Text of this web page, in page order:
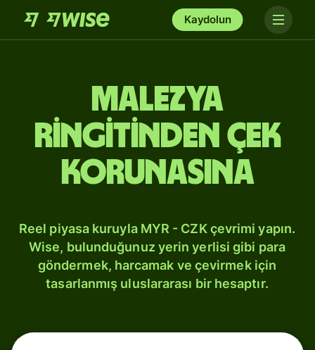
Kaydolun
Malezya
ringitinden Çek
korunasına
Reel piyasa kuruyla MYR - CZK çevrimi yapın.
Wise, bulunduğunuz yerin yerlisi gibi para
göndermek, harcamak ve çevirmek için
tasarlanmış uluslararası bir hesaptır.